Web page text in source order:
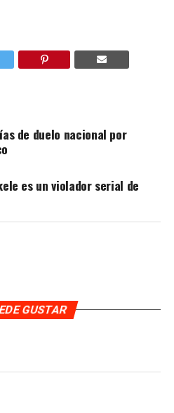
de duelo nacional por
es un violador serial de
GUSTAR